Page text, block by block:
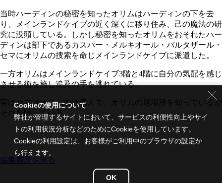
当時ハーディンの秘密を知ったオリムはハーディンの下を去
り、メインランドケイブの近く深くに移り住み、己の魔法の研
究に没頭している。しかし秘密を知ったオリムをおそれたハー
ディンは部下であるカスパー・メルキオール・バルタザール・
セマにオリムの捜索を命じメインランドケイブに派遣した。
一方オリムはメインランドケイブ3階と4階に自分の気配を感じ
させる術を施し追及の手を逃れている。
実はセマはオリムの元恋人で、オリムの居場所を知っているが
それを隠している。
編集履歴を見る
Cookieの使用について
弊社が管理するサイトにおいて、サービスの利便性向上やサイ
トの利用状況分析などのためにCookieを使用しています。
Cookieの利用設定は、お客様がご利用中のブラウザの設定か
ら行えます。
OK